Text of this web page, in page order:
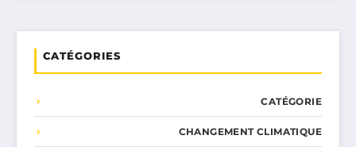
CATÉGORIES
CATÉGORIE
CHANGEMENT CLIMATIQUE